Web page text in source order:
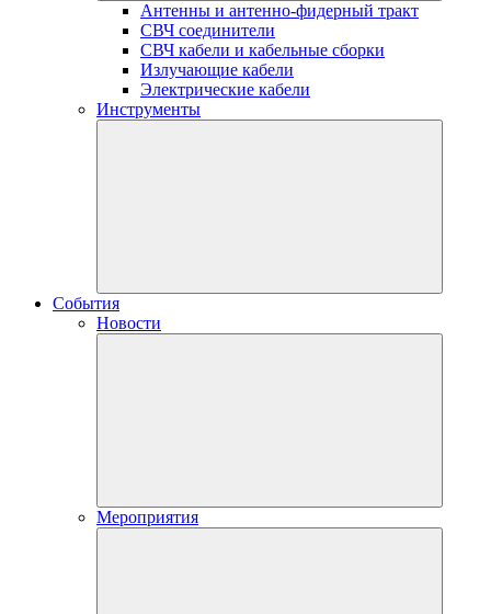
Антенны и антенно-фидерный тракт
СВЧ соединители
СВЧ кабели и кабельные сборки
Излучающие кабели
Электрические кабели
Инструменты
События
Новости
Мероприятия